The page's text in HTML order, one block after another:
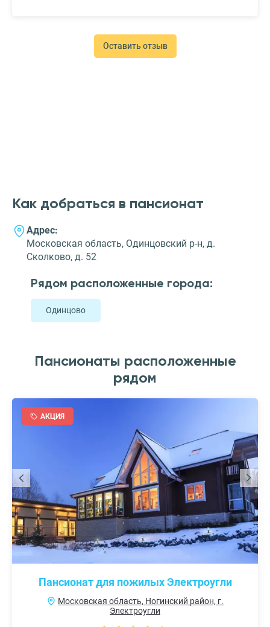
окружили заботой. Таким заведением оказался
пансионат для пожилых Опека. Находится в Москве, в
соседнем районе, поэтому проведывать дорогого нам
Оставить отзыв
Как добраться в пансионат
Адрес:
Московская область, Одинцовский р-н, д.
Сколково, д. 52
Рядом расположенные города:
Одинцово
Пансионаты расположенные
рядом
АКЦИЯ
Пансионат для пожилых Электроугли
Московская область, Ногинский район, г.
Электроугли